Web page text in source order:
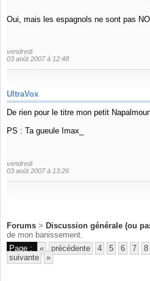
Oui, mais les espagnols ne sont pas
vendredi
03 août 2007 à 12:48
UltraVox
De rien pour le titre mon petit
PS : Ta gueule Imax_
vendredi
03 août 2007 à 13:26
Forums > Discussion générale (ou
de mon banissement.
Page :
« précédente 4 5 6 7 8
suivante
»